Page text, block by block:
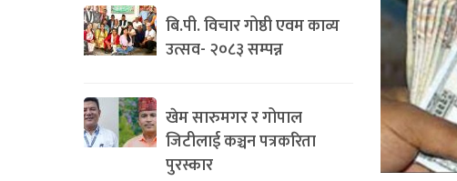
बि.पी. विचार गोष्ठी एवम काव्य
उत्सव- २०८३ सम्पन्न
खेम सारुमगर र गोपाल
जिटीलाई कञ्चन पत्रकरिता
पुरस्कार